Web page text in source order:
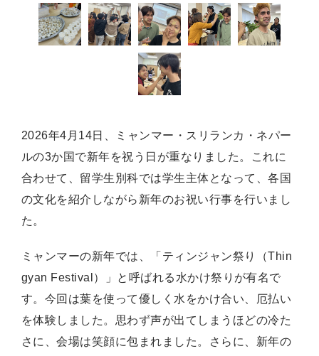
2026年4月14日、ミャンマー・スリランカ・ネパー
ルの3か国で新年を祝う日が重なりました。これに
合わせて、留学生別科では学生主体となって、各国
の文化を紹介しながら新年のお祝い行事を行いまし
た。
ミャンマーの新年では、「ティンジャン祭り（Thin
gyan Festival）」と呼ばれる水かけ祭りが有名で
す。今回は葉を使って優しく水をかけ合い、厄払い
を体験しました。思わず声が出てしまうほどの冷た
さに、会場は笑顔に包まれました。さらに、新年の